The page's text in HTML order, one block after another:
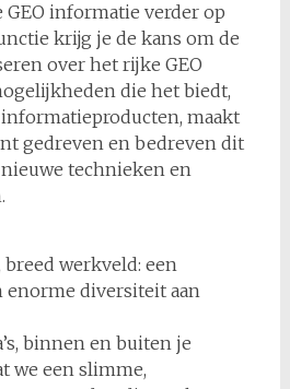
informatie verder op
krijg je de kans om de
over het rijke GEO
die het biedt,
maakt
gedreven en bedreven dit
technieken en
werkveld: een
enorme diversiteit aan
binnen en buiten je
we een slimme,